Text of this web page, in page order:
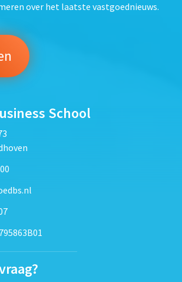
over het laatste vastgoednieuws.
School